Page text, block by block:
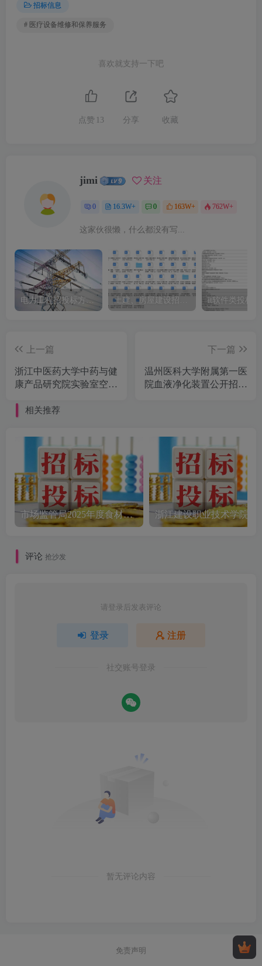
招标信息
# 医疗设备维修和保养服务
喜欢就支持一下吧
点赞 13 分享 收藏
jimi 关注
0 16.3W+ 0 163W+ 762W+
这家伙很懒，什么都没有写...
电力工程招投标方案模板 it软件类投标
上一篇
浙江中医药大学中药与健
康产品研究院实验室空调
标公告
下一篇
温州医科大学附属第一医
院血液净化装置公开招标
相关推荐
市场监管局2025年度食材配送采购公告
评论 抢沙发
请登录后发表评论
登录 注册
社交账号登录
暂无评论内容
免责声明